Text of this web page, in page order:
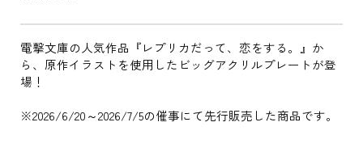
電撃文庫の人気作品『レプリカだって、恋をする。』か
ら、原作イラストを使用したビッグアクリルプレートが登
場！
※2026/6/20～2026/7/5の催事にて先行販売した商品です。